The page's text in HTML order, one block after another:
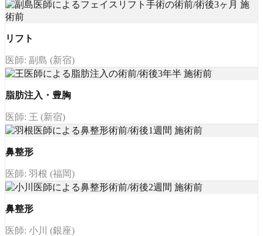
リフト
医師: 副島 (新宿)
脂肪注入・豊胸
医師: 王 (新宿)
鼻整形
医師: 羽根 (福岡)
鼻整形
医師: 小川 (銀座)